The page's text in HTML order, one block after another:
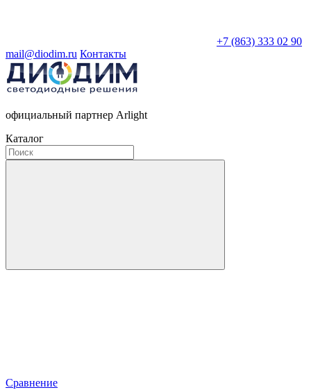
+7 (863) 333 02 90
mail@diodim.ru Контакты
официальный партнер Arlight
Каталог
Сравнение